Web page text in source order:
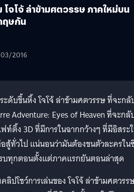
โจโจ้ ล่าข้ามศตวรรษ ภาคใหม่บน
ฤษกัน
2016
ดับขึ้นหิ้ง โจโจ้ ล่าข้ามศตวรรษ ที่จะกลั
Adventure: Eyes of Heaven ที่จะกลั
ท์ติ้ง 3D ที่มีการในฉากกว้างๆ ที่มีอิสระ
สู้ทั่วไป แน่นอนว่ามันต้องขนตัวละครใน
บทุกตอนตั้งแต่ภาคแรกยันตอนล่าสุด
ปโชว์การเล่นของ โจโจ้ ล่าข้ามศตวรร